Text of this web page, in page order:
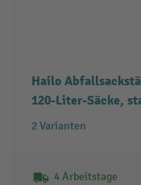
Hailo
120-Liter-Säcke,
2 Varianten
4 Arbeitstage